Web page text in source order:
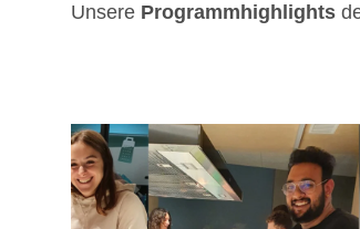
Unsere Programmhighlights